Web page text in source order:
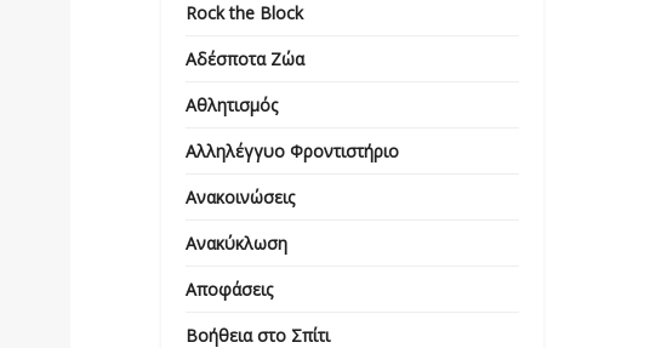
Rock the Block
Αδέσποτα Ζώα
Αθλητισμός
Αλληλέγγυο Φροντιστήριο
Ανακοινώσεις
Ανακύκλωση
Αποφάσεις
Βοήθεια στο Σπίτι